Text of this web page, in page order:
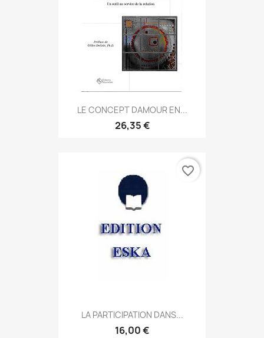
LE CONCEPT DAMOUR EN...
26,35 €
LA PARTICIPATION DANS...
16,00 €
favorite_border